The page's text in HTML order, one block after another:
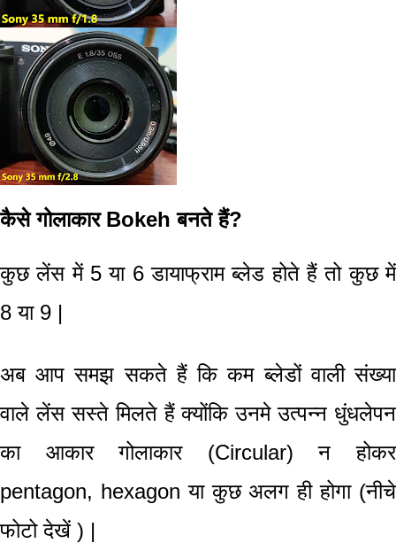
कैसे गोलाकार Bokeh बनते हैं?
कुछ लेंस में 5 या 6 डायाफ्राम ब्लेड होते हैं तो कुछ में
8 या 9 |
अब आप समझ सकते हैं कि कम ब्लेडों वाली संख्या
वाले लेंस सस्ते मिलते हैं क्योंकि उनमे उत्पन्न धुंधलेपन
का आकार गोलाकार (Circular) न होकर
pentagon, hexagon या कुछ अलग ही होगा (नीचे
फोटो देखें ) |